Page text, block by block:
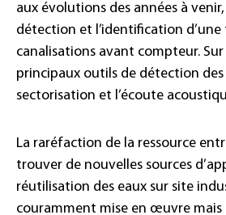
aux évolutions des années à
détection et l’identification d’une
canalisations avant compteur.
principaux outils de détection
sectorisation et l’écoute
La raréfaction de la ressource
trouver de nouvelles sources
réutilisation des eaux sur site
couramment mise en œuvre mais